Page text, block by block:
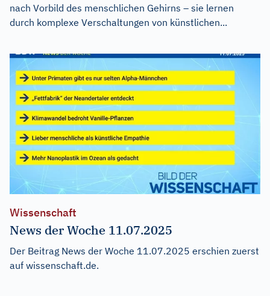
nach Vorbild des menschlichen Gehirns – sie lernen
durch komplexe Verschaltungen von künstlichen...
Wissenschaft
News der Woche 11.07.2025
Der Beitrag News der Woche 11.07.2025 erschien zuerst
auf wissenschaft.de.